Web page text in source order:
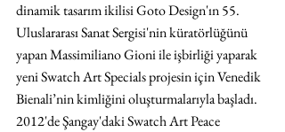
dinamik tasarım ikilisi Goto Design'ın 55.
Uluslararası Sanat Sergisi'nin küratörlüğünü
yapan Massimiliano Gioni ile işbirliği yaparak
yeni Swatch Art Specials projesin için Venedik
Bienali’nin kimliğini oluşturmalarıyla başladı.
2012'de Şangay'daki Swatch Art Peace